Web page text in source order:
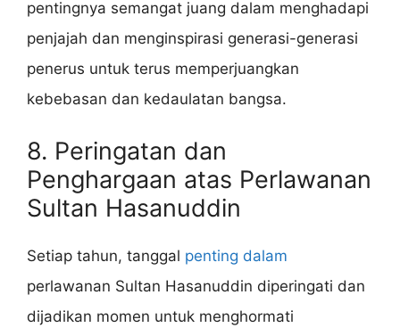
pentingnya semangat juang dalam menghadapi
penjajah dan menginspirasi generasi-generasi
penerus untuk terus memperjuangkan
kebebasan dan kedaulatan bangsa.
8. Peringatan dan
Penghargaan atas Perlawanan
Sultan Hasanuddin
Setiap tahun, tanggal penting dalam
perlawanan Sultan Hasanuddin diperingati dan
dijadikan momen untuk menghormati